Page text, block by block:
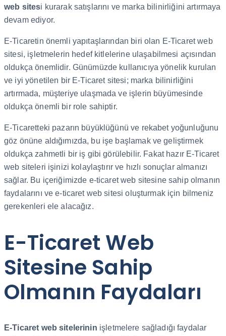
web sitesi kurarak satışlarını ve marka bilinirliğini artırmaya
devam ediyor.
E-Ticaretin önemli yapıtaşlarından biri olan E-Ticaret web
sitesi, işletmelerin hedef kitlelerine ulaşabilmesi açısından
oldukça önemlidir. Günümüzde kullanıcıya yönelik kurulan
ve iyi yönetilen bir E-Ticaret sitesi; marka bilinirliğini
artırmada, müşteriye ulaşmada ve işlerin büyümesinde
oldukça önemli bir role sahiptir.
E-Ticaretteki pazarın büyüklüğünü ve rekabet yoğunluğunu
göz önüne aldığımızda, bu işe başlamak ve geliştirmek
oldukça zahmetli bir iş gibi görülebilir. Fakat hazır E-Ticaret
web siteleri işinizi kolaylaştırır ve hızlı sonuçlar almanızı
sağlar. Bu içeriğimizde e-ticaret web sitesine sahip olmanın
faydalarını ve e-ticaret web sitesi oluşturmak için bilmeniz
gerekenleri ele alacağız.
E-Ticaret Web
Sitesine Sahip
Olmanın Faydaları
E-Ticaret web sitelerinin işletmelere sağladığı faydalar